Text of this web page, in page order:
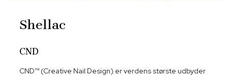
Shellac
CND
CND™ (Creative Nail Design) er verdens største udbyder